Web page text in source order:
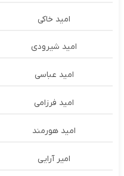
امید خاکی
امید شیرودی
امید عباسی
امید فرزامی
امید هورمند
امیر آرایی